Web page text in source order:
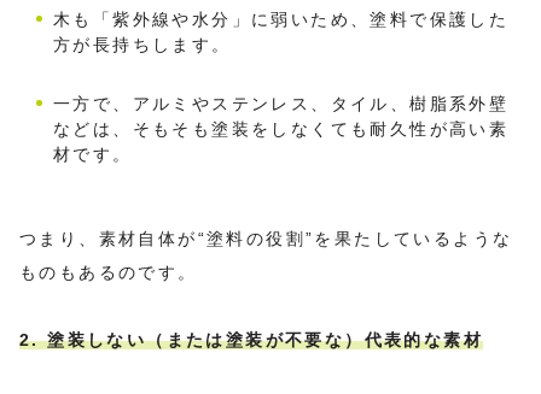
木も「紫外線や水分」に弱いため、塗料で保護した
方が長持ちします。
一方で、アルミやステンレス、タイル、樹脂系外壁
などは、そもそも塗装をしなくても耐久性が高い素
材です。
つまり、素材自体が“塗料の役割”を果たしているような
ものもあるのです。
2. 塗装しない（または塗装が不要な）代表的な素材